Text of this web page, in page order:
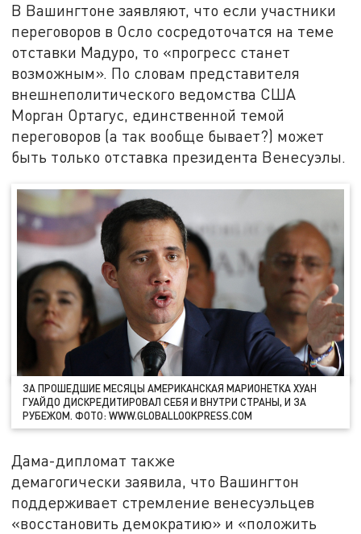
В Вашингтоне заявляют, что если участники
переговоров в Осло сосредоточатся на теме
отставки Мадуро, то «прогресс станет
возможным». По словам представителя
внешнеполитического ведомства США
Морган Ортагус, единственной темой
переговоров (а так вообще бывает?) может
быть только отставка президента Венесуэлы.
ЗА ПРОШЕДШИЕ МЕСЯЦЫ АМЕРИКАНСКАЯ МАРИОНЕТКА ХУАН
ГУАЙДО ДИСКРЕДИТИРОВАЛ СЕБЯ И ВНУТРИ СТРАНЫ, И ЗА
РУБЕЖОМ. ФОТО: WWW.GLOBALLOOKPRESS.COM
Дама-дипломат также
демагогически заявила, что Вашингтон
поддерживает стремление венесуэльцев
«восстановить демократию» и «положить